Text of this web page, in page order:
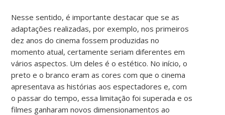
Nesse sentido, é importante destacar que se as
adaptações realizadas, por exemplo, nos primeiros
dez anos do cinema fossem produzidas no
momento atual, certamente seriam diferentes em
vários aspectos. Um deles é o estético. No início, o
preto e o branco eram as cores com que o cinema
apresentava as histórias aos espectadores e, com
o passar do tempo, essa limitação foi superada e os
filmes ganharam novos dimensionamentos ao